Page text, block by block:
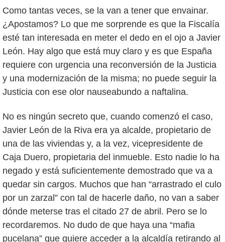
Como tantas veces, se la van a tener que envainar.
¿Apostamos? Lo que me sorprende es que la Fiscalía
esté tan interesada en meter el dedo en el ojo a Javier
León. Hay algo que está muy claro y es que España
requiere con urgencia una reconversión de la Justicia
y una modernización de la misma; no puede seguir la
Justicia con ese olor nauseabundo a naftalina.
No es ningún secreto que, cuando comenzó el caso,
Javier León de la Riva era ya alcalde, propietario de
una de las viviendas y, a la vez, vicepresidente de
Caja Duero, propietaria del inmueble. Esto nadie lo ha
negado y está suficientemente demostrado que va a
quedar sin cargos. Muchos que han “arrastrado el culo
por un zarzal” con tal de hacerle daño, no van a saber
dónde meterse tras el citado 27 de abril. Pero se lo
recordaremos. No dudo de que haya una “mafia
pucelana” que quiere acceder a la alcaldía retirando al